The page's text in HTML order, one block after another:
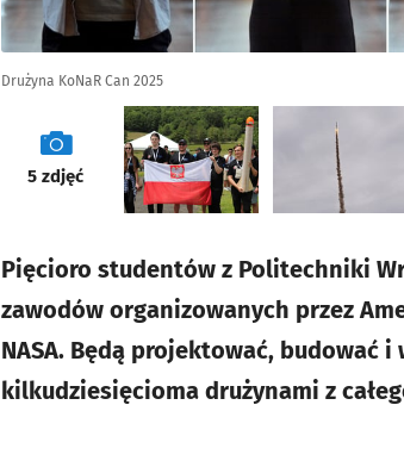
Drużyna KoNaR Can 2025
galeria
5 zdjęć
Pięcioro studentów z Politechniki
zawodów organizowanych przez
NASA. Będą projektować, budować
kilkudziesięcioma drużynami z